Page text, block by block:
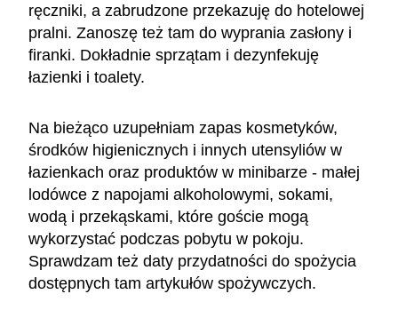
ręczniki, a zabrudzone przekazuję do hotelowej
pralni. Zanoszę też tam do wyprania zasłony i
firanki. Dokładnie sprzątam i dezynfekuję
łazienki i toalety.
Na bieżąco uzupełniam zapas kosmetyków,
środków higienicznych i innych utensyliów w
łazienkach oraz produktów w minibarze - małej
lodówce z napojami alkoholowymi, sokami,
wodą i przekąskami, które goście mogą
wykorzystać podczas pobytu w pokoju.
Sprawdzam też daty przydatności do spożycia
dostępnych tam artykułów spożywczych.